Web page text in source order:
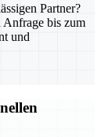
Partner?
Anfrage bis zum
und